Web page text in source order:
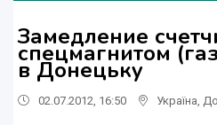
Замедление
спецмагнитом
в Донецьку
02.07.2012, 16:50 Україна